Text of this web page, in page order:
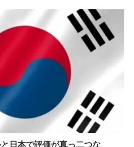
と日本で評価が真っ二つな